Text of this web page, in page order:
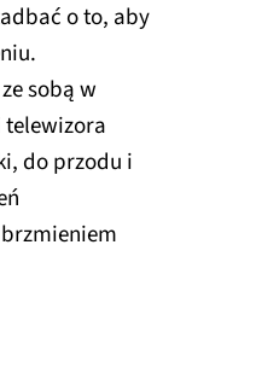
o to, aby
sobą w
telewizora
do przodu i